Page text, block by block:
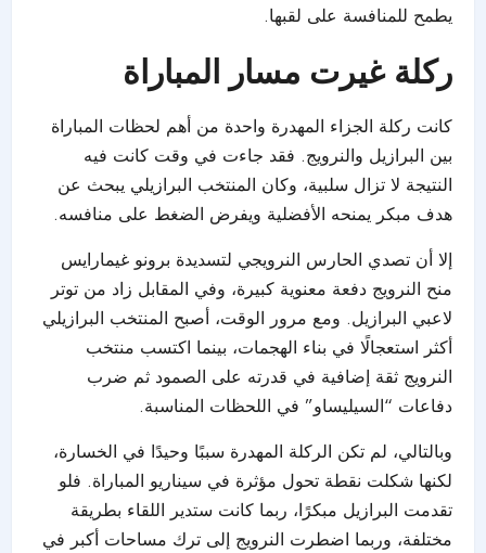
يطمح للمنافسة على لقبها.
ركلة غيرت مسار المباراة
كانت ركلة الجزاء المهدرة واحدة من أهم لحظات المباراة
بين البرازيل والنرويج. فقد جاءت في وقت كانت فيه
النتيجة لا تزال سلبية، وكان المنتخب البرازيلي يبحث عن
هدف مبكر يمنحه الأفضلية ويفرض الضغط على منافسه.
إلا أن تصدي الحارس النرويجي لتسديدة برونو غيمارايس
منح النرويج دفعة معنوية كبيرة، وفي المقابل زاد من توتر
لاعبي البرازيل. ومع مرور الوقت، أصبح المنتخب البرازيلي
أكثر استعجالًا في بناء الهجمات، بينما اكتسب منتخب
النرويج ثقة إضافية في قدرته على الصمود ثم ضرب
دفاعات “السيليساو” في اللحظات المناسبة.
وبالتالي، لم تكن الركلة المهدرة سببًا وحيدًا في الخسارة،
لكنها شكلت نقطة تحول مؤثرة في سيناريو المباراة. فلو
تقدمت البرازيل مبكرًا، ربما كانت ستدير اللقاء بطريقة
مختلفة، وربما اضطرت النرويج إلى ترك مساحات أكبر في